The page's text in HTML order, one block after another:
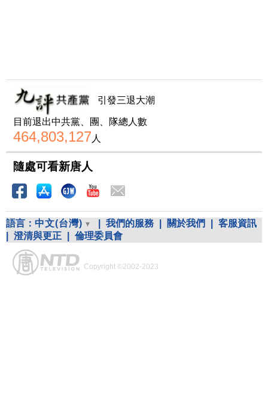
引發三退大潮
目前退出中共黨、團、隊總人數
464,803,127人
隨處可看新唐人
語言： 中文(台灣) 我們的服務 關於我們
客服資訊
澄清與更正 倫理委員會
Copyright ©2002-2023